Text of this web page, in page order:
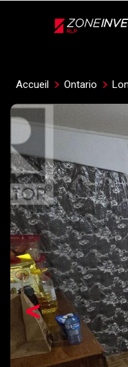
Accueil Ontario
<